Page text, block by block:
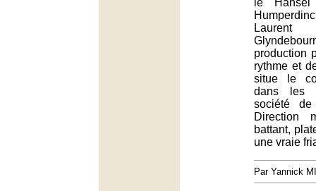
le
production
rythme et
situe le
dans les
société de
Direction
battant,
une vraie
Par Yannick